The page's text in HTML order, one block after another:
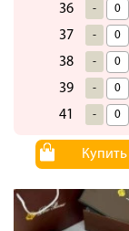
36 -
37 -
38 -
39 -
41 -
Купить